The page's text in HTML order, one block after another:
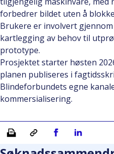
forbedrer bildet uten å
Brukere er involvert
kartlegging av behov til
prototype.
Prosjektet starter høsten
planen publiseres i
Blindeforbundets egne
kommersialisering.
Skriv ut Kopiera länkDel på Facebook
Del på